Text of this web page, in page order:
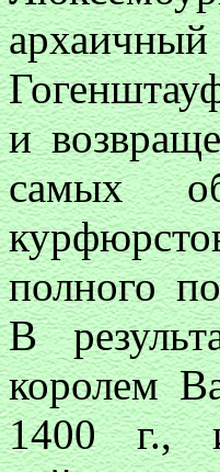
и
самых
полного
В
королем
1400 г.,